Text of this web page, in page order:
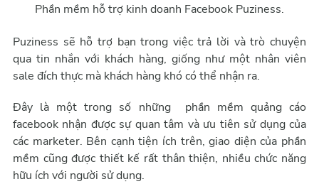
Phần mềm hỗ trợ kinh doanh Facebook Puziness.
Puziness sẽ hỗ trợ bạn trong việc trả lời và trò chuyện
qua tin nhắn với khách hàng, giống như một nhân viên
sale đích thực mà khách hàng khó có thể nhận ra.
Đây là một trong số những phần mềm quảng cáo
facebook nhận được sự quan tâm và ưu tiên sử dụng của
các marketer. Bên cạnh tiện ích trên, giao diện của phần
mềm cũng được thiết kế rất thân thiện, nhiều chức năng
hữu ích với người sử dụng.